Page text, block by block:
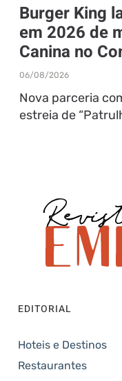
Burger King
em 2026 de
Canina no
06/08/2026
Nova parceria
estreia de
EDITORIAL
Hoteis e Destinos
Restaurantes